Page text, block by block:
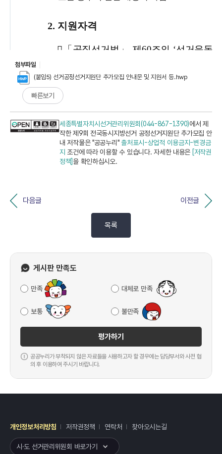
첨부파일
(붙임5) 선거공정선거지원단 추가모집 안내문 및 지원서 등.hwp
빠른보기
세종특별자치시선거관리위원회(044-867-1390)에서 제
작한 제9회 전국동시지방선거 공정선거지원단 추가모집 안
내 저작물은 "공공누리" 출처표시-상업적 이용금지-변경금
지 조건에 따라 이용할 수 있습니다. 자세한 내용은 [저작권
정책]을 확인하십시오.
다음글 이전글
목록
게시판 만족도
만족 대체로 만족
보통 불만족
평가하기
공공누리가 부착되지 않은 자료들을 사용하고자 할 경우에는 담당부서와 사전 협
의 후 이용하여 주시기 바랍니다.
개인정보처리방침 저작권정책 연락처 찾아오시는길
시·도 선거관리위원회 바로가기